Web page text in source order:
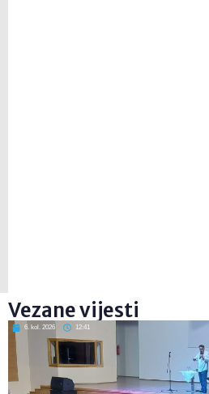
Vezane vijesti
6. kol. 2026 12:41